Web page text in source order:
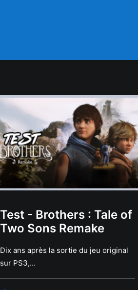
Test - Brothers : Tale of
Two Sons Remake
Dix ans après la sortie du jeu original
sur PS3,…